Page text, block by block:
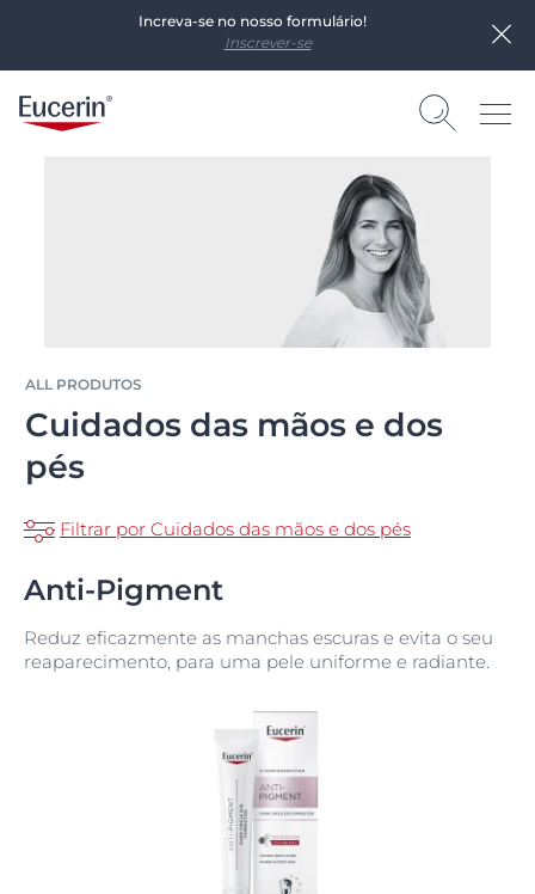
Increva-se no nosso formulário!
Inscrever-se
ALL PRODUTOS
Cuidados das mãos e dos
pés
Filtrar por Cuidados das mãos e dos pés
Anti-Pigment
Reduz eficazmente as manchas escuras e evita o seu
reaparecimento, para uma pele uniforme e radiante.